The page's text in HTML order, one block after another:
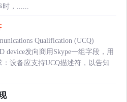
时，......
Qualification (UCQ)
device发向商用Skype一组字段，用
设备应支持UCQ描述符，以告知